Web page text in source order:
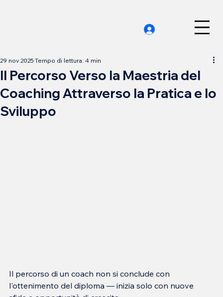
Il Percorso Verso la Maestria del
Coaching Attraverso la Pratica e lo
Sviluppo
29 nov 2025 Tempo di lettura: 4 min
Il percorso di un coach non si conclude con
l'ottenimento del diploma — inizia solo con nuove